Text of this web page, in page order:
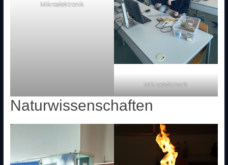
Mikroelektronik
Mikroelektronik
Naturwissenschaften